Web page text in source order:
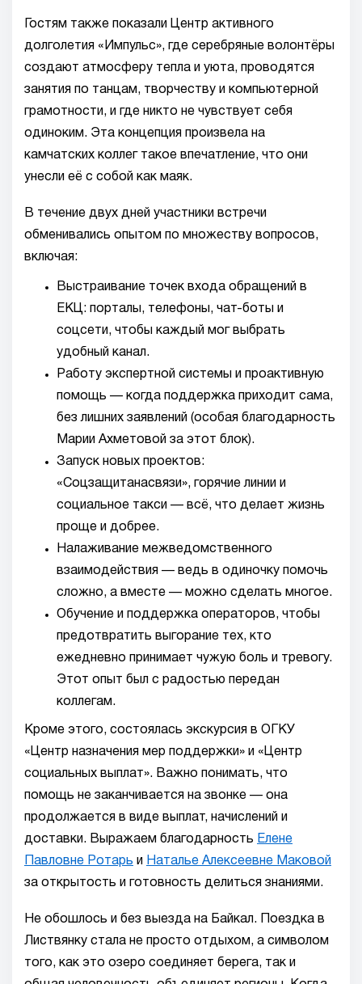
Гостям также показали Центр активного
долголетия «Импульс», где серебряные волонтёры
создают атмосферу тепла и уюта, проводятся
занятия по танцам, творчеству и компьютерной
грамотности, и где никто не чувствует себя
одиноким. Эта концепция произвела на
камчатских коллег такое впечатление, что они
унесли её с собой как маяк.
В течение двух дней участники встречи
обменивались опытом по множеству вопросов,
включая:
Выстраивание точек входа обращений в
ЕКЦ: порталы, телефоны, чат-боты и
соцсети, чтобы каждый мог выбрать
удобный канал.
Работу экспертной системы и проактивную
помощь — когда поддержка приходит сама,
без лишних заявлений (особая благодарность
Марии Ахметовой за этот блок).
Запуск новых проектов:
«Соцзащитанасвязи», горячие линии и
социальное такси — всё, что делает жизнь
проще и добрее.
Налаживание межведомственного
взаимодействия — ведь в одиночку помочь
сложно, а вместе — можно сделать многое.
Обучение и поддержка операторов, чтобы
предотвратить выгорание тех, кто
ежедневно принимает чужую боль и тревогу.
Этот опыт был с радостью передан
коллегам.
Кроме этого, состоялась экскурсия в ОГКУ
«Центр назначения мер поддержки» и «Центр
социальных выплат». Важно понимать, что
помощь не заканчивается на звонке — она
продолжается в виде выплат, начислений и
доставки. Выражаем благодарность Елене
Павловне Ротарь и
Наталье Алексеевне Маковой
за открытость и готовность делиться знаниями.
Не обошлось и без выезда на Байкал. Поездка в
Листвянку стала не просто отдыхом, а символом
того, как это озеро соединяет берега, так и